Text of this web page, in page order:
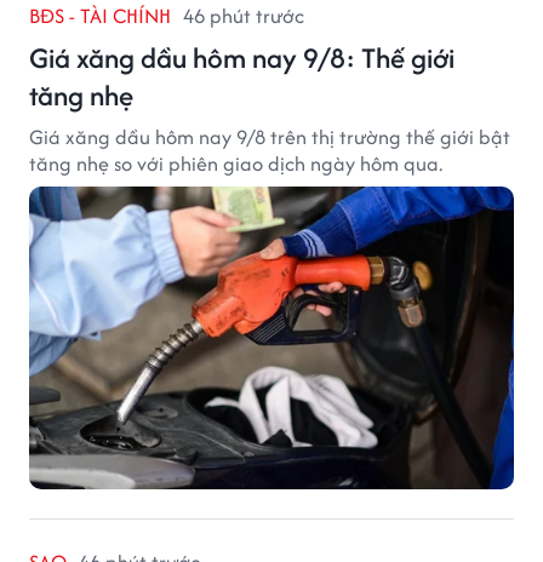
BĐS - TÀI CHÍNH 46 phút trước
Giá xăng dầu hôm nay 9/8: Thế giới
tăng nhẹ
Giá xăng dầu hôm nay 9/8 trên thị trường thế giới bật
tăng nhẹ so với phiên giao dịch ngày hôm qua.